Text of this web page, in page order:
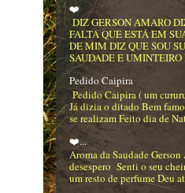
❤️
DIZ GERSON AMARO
FALTA QUE ESTÁ EM
DE MIM DIZ QUE SOU
SAUDADE E UMINTEIRO
Pedido Caipira
Pedido Caipira ( um
Já dizia o ditado Bem
se realizam Feito dia de
❤️...
Aroma da Saudade
desespero Senti o seu
um resto de perfume Deu